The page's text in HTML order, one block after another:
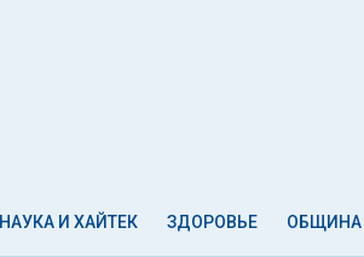
НАУКА И ХАЙТЕК ЗДОРОВЬЕ ОБЩИНА